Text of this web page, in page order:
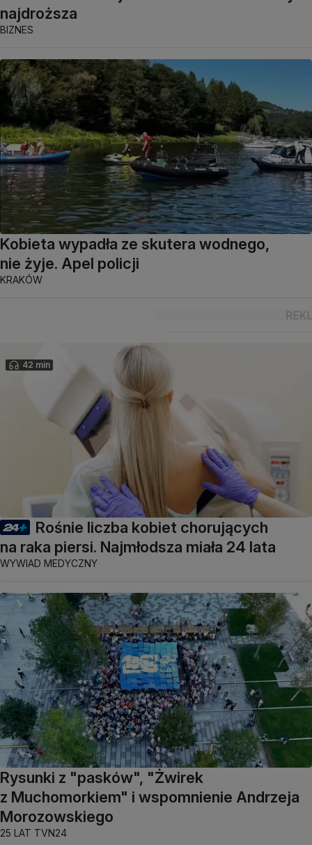
najdroższa
BIZNES
Kobieta wypadła ze skutera wodnego,
nie żyje. Apel policji
KRAKÓW
42 min
Rośnie liczba kobiet chorujących
na raka piersi. Najmłodsza miała 24 lata
WYWIAD MEDYCZNY
Rysunki z "pasków", "Żwirek
z Muchomorkiem" i wspomnienie Andrzeja
Morozowskiego
25 LAT TVN24